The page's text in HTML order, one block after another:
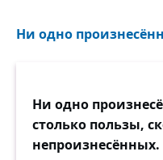
Ни одно
Ни одно
столько пользы,
непроизнесённых.